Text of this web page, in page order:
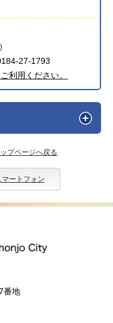
27-1793
利用ください。
ップページへ戻る
マートフォン
番地